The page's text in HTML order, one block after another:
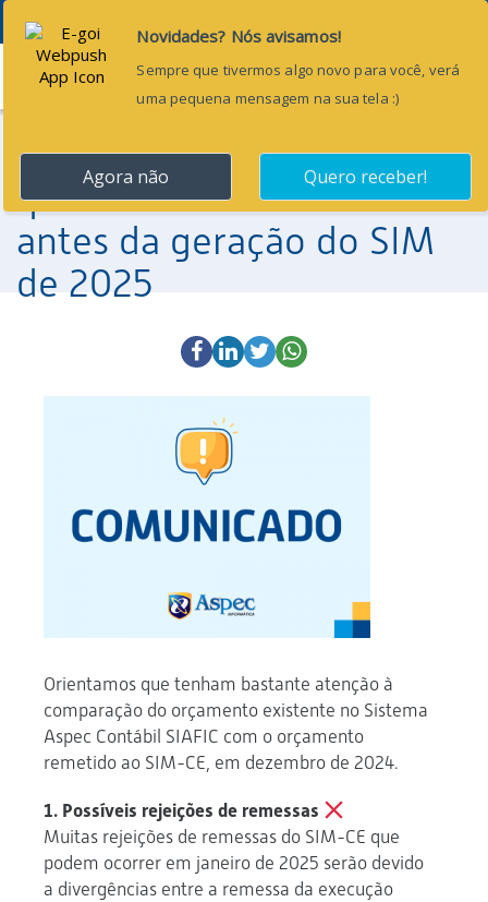
Menu
7 de fevereiro de 2025
Comunicado: Cuidados
que devem ser tomados
antes da geração do SIM
de 2025
Orientamos que tenham bastante atenção à
comparação do orçamento existente no Sistema
Aspec Contábil SIAFIC com o orçamento
remetido ao SIM-CE, em dezembro de 2024.
1. Possíveis rejeições de remessas
Muitas rejeições de remessas do SIM-CE que
podem ocorrer em janeiro de 2025 serão devido
a divergências entre a remessa da execução